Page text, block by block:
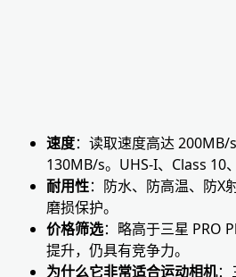
速度：读取速度高达 200MB/
130MB/s。UHS-I、Class 10
耐用性：防水、防高温、防X
磨损保护。
价格筛选：略高于三星 PRO
提升，仍具有竞争力。
为什么它非常适合运动相机：